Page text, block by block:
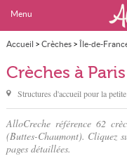
Menu
Accueil > Crèches> Île-de-
Crèches à
Structures d'accueil pour la
AlloCreche référence 62
(Buttes-Chaumont). Cliquez
pages détaillées.